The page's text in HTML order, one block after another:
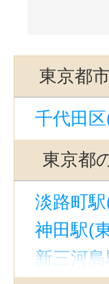
東京都
千代田
東京都
淡路町
神田駅(
新三河